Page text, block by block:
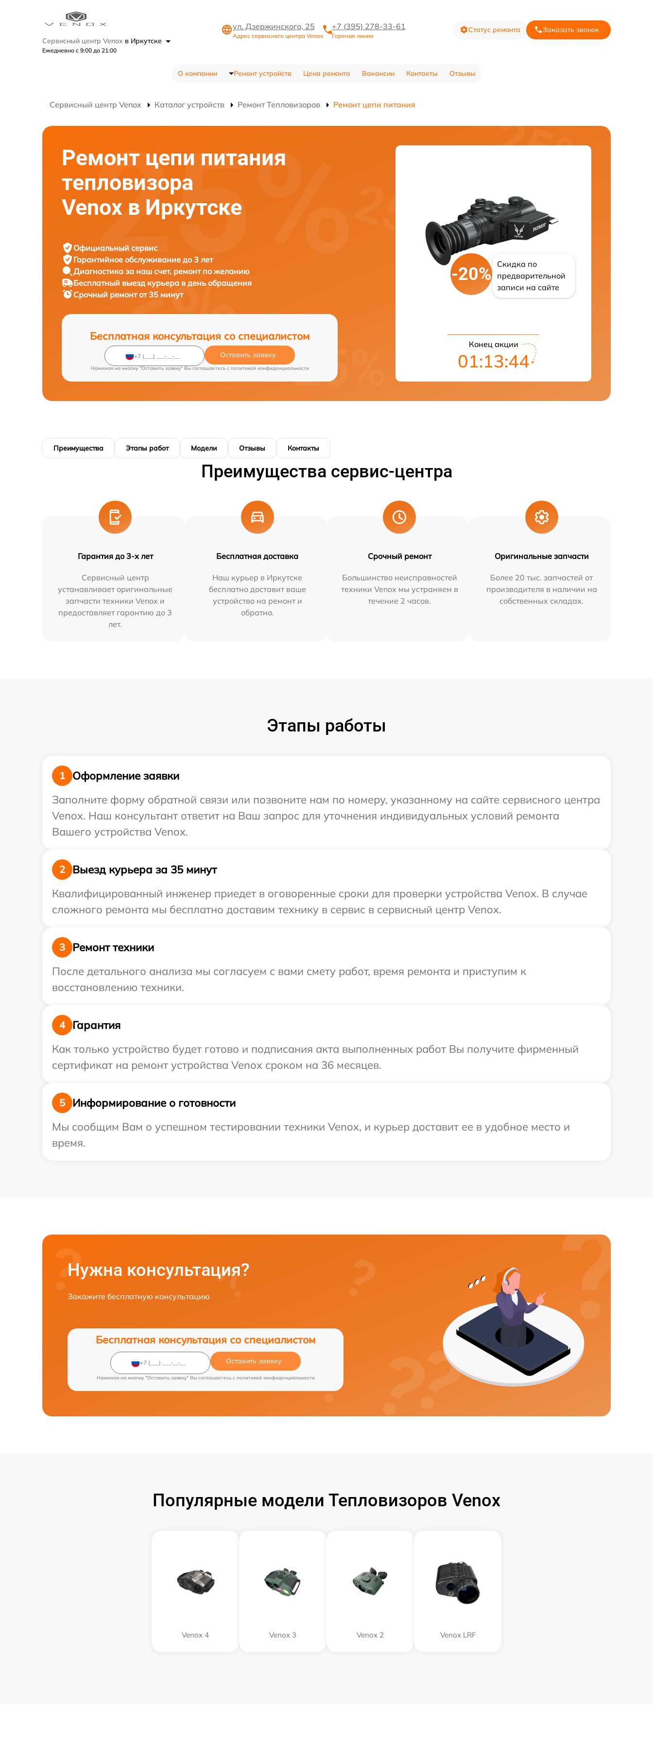
Сервисный центр Venox в Иркутске
Ежедневно с 9:00 до 21:00
ул. Дзержинского, 25
Адрес сервисного центра Venox
+7 (395) 278-33-61
Горячая линия
Статус ремонта Заказать звонок
О компании Ремонт устройств Цена ремонта Вакансии Контакты Отзывы
Сервисный центр Venox Каталог устройств Ремонт Тепловизоров Ремонт цепи питания
Ремонт цепи питания
тепловизора
Venox в Иркутске
Официальный сервис
Гарантийное обслуживание до 3 лет
Диагностика за наш счет, ремонт по желанию
Бесплатный выезд курьера в день обращения
Срочный ремонтот 35 минут
Бесплатная консультация со специалистом
Оставить заявку
Нажимая на кнопку "Оставить заявку" Вы соглашаетесь c политикой конфиденциальности
-20%
Скидка по
предварительной
записи на сайте
Конец акции
01:13:43
Преимущества Этапы работ Модели Отзывы Контакты
Преимущества сервис-центра
Гарантия до 3-х лет
Сервисный центр
устанавливает оригинальные
запчасти техники Venox и
предоставляет гарантию до 3
лет.
Бесплатная доставка
Наш курьер в Иркутске
бесплатно доставит ваше
устройство на ремонт и
обратно.
Срочный ремонт
Большинство неисправностей
техники Venox мы устраняем в
течение 2 часов.
Оригинальные запчасти
Более 20 тыс. запчастей от
производителя в наличии на
собственных складах.
Этапы работы
1
Оформление заявки
Заполните форму обратной связи или позвоните нам по номеру, указанному на сайте сервисного центра
Venox. Наш консультант ответит на Ваш запрос для уточнения индивидуальных условий ремонта
Вашего устройства Venox.
2
Выезд курьера за 35 минут
Квалифицированный инженер приедет в оговоренные сроки для проверки устройства Venox. В случае
сложного ремонта мы бесплатно доставим технику в сервис в сервисный центр Venox.
3
Ремонт техники
После детального анализа мы согласуем с вами смету работ, время ремонта и приступим к
восстановлению техники.
4
Гарантия
Как только устройство будет готово и подписания акта выполненных работ Вы получите фирменный
сертификат на ремонт устройства Venox сроком на 36 месяцев.
5
Информирование о готовности
Мы сообщим Вам о успешном тестировании техники Venox, и курьер доставит ее в удобное место и
время.
Нужна консультация?
Закажите бесплатную консультацию
Бесплатная консультация со специалистом
Оставить заявку
Нажимая на кнопку "Оставить заявку" Вы соглашаетесь c политикой конфиденциальности
Популярные модели Тепловизоров Venox
Venox 4 Venox 3 Venox 2 Venox LRF